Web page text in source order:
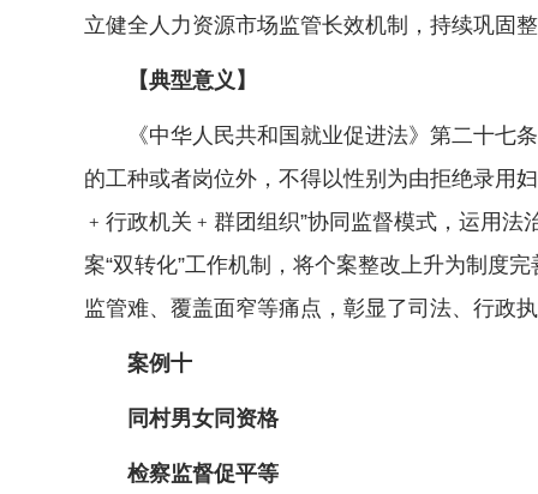
立健全人力资源市场监管长效机制，持续巩固
【典型意义】
《中华人民共和国就业促进法》第二十七条
的工种或者岗位外，不得以性别为由拒绝录用
﹢行政机关﹢群团组织”协同监督模式，运用
案“双转化”工作机制，将个案整改上升为制度
监管难、覆盖面窄等痛点，彰显了司法、行政
案例十
同村男女同资格
检察监督促平等